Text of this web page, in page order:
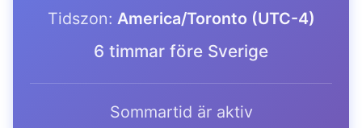
Tidszon: America/Toronto (UTC-4)
6 timmar före Sverige
Sommartid är aktiv